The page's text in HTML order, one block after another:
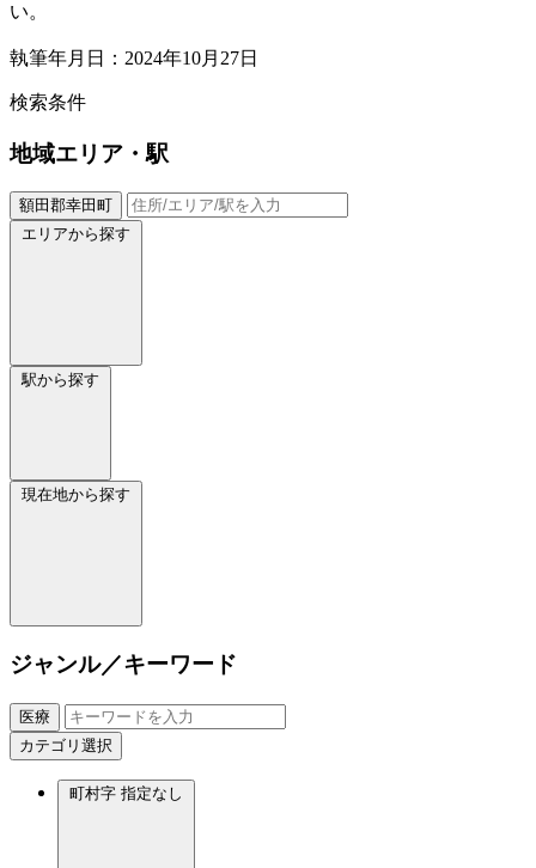
い。
執筆年月日：2024年10月27日
検索条件
地域エリア・駅
額田郡幸田町
エリアから探す
駅から探す
現在地から探す
ジャンル／キーワード
医療
カテゴリ選択
町村字 指定なし